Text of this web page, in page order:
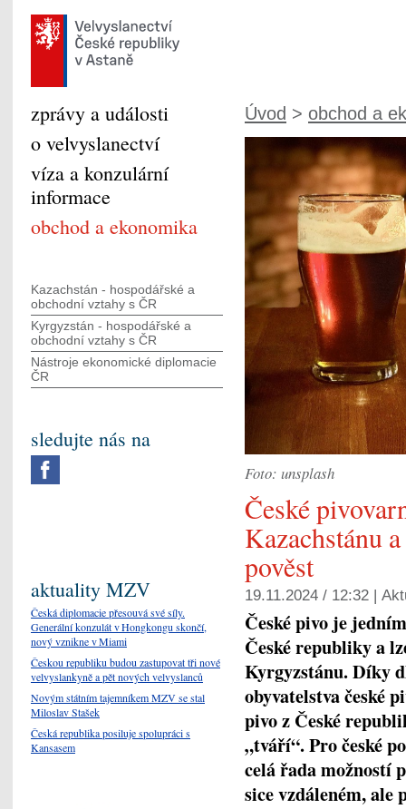
Úvod > obchod a
Foto: unsplash
České
Kazachstánu
pověst
19.11.2024 / 12:32 |
České pivo je
České republiky a
Kyrgyzstánu. Díky
obyvatelstva české
pivo z České
„tváří“. Pro české
celá řada možností
sice vzdáleném,
zprávy a události
o velvyslanectví
víza a konzulární
informace
obchod a ekonomika
Kazachstán - hospodářské a
obchodní vztahy s ČR
Kyrgyzstán - hospodářské a
obchodní vztahy s ČR
Nástroje ekonomické diplomacie
ČR
sledujte nás na
aktuality MZV
Česká diplomacie přesouvá své síly.
Generální konzulát v Hongkongu skončí,
nový vznikne v Miami
Českou republiku budou zastupovat tři nové
velvyslankyně a pět nových velvyslanců
Novým státním tajemníkem MZV se stal
Miloslav Stašek
Česká republika posiluje spolupráci s
Kansasem